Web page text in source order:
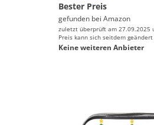
Bester Preis
gefunden bei Amazon
zuletzt überprüft am 27.09.2025
Preis kann sich seitdem geändert
Keine weiteren Anbieter